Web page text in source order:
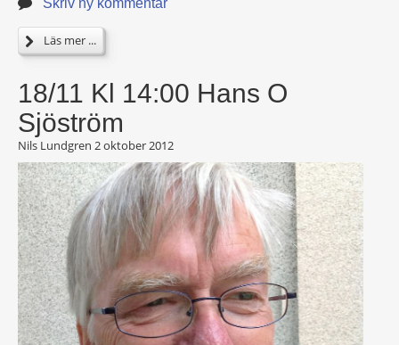
Skriv ny kommentar
Läs mer ...
18/11 Kl 14:00 Hans O
Sjöström
Nils Lundgren 2 oktober 2012